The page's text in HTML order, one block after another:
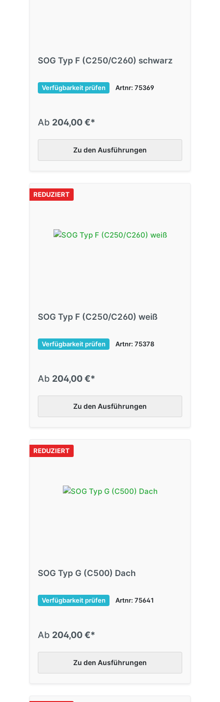
SOG Typ F (C250/C260) schwarz
Verfügbarkeit prüfen Artnr: 75369
Ab 204,00 €*
Zu den Ausführungen
REDUZIERT
SOG Typ F (C250/C260) weiß
Verfügbarkeit prüfen Artnr: 75378
Ab 204,00 €*
Zu den Ausführungen
REDUZIERT
SOG Typ G (C500) Dach
Verfügbarkeit prüfen Artnr: 75641
Ab 204,00 €*
Zu den Ausführungen